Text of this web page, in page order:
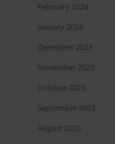
February 2024
January 2024
December 2023
November 2023
October 2023
September 2023
August 2023